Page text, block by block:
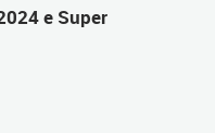
e Super